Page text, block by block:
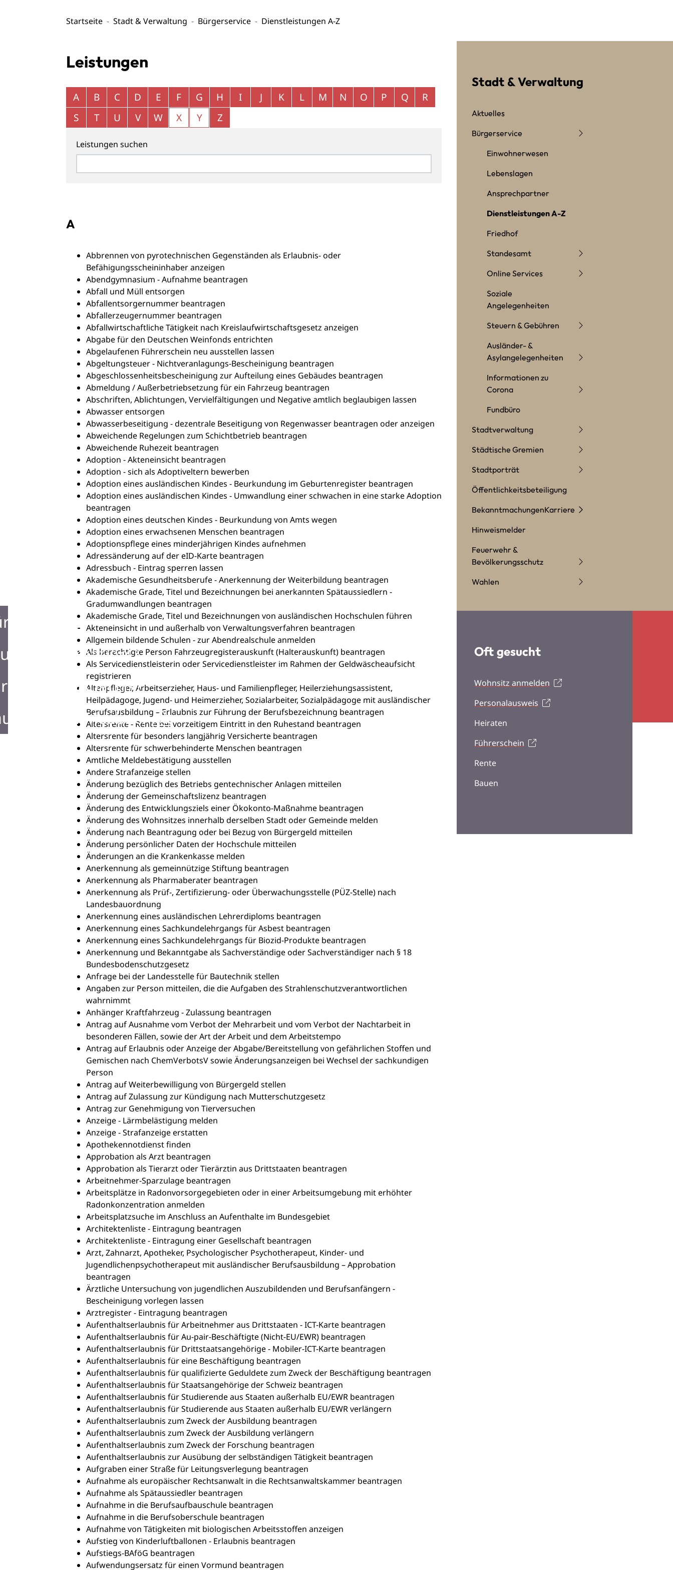
Startseite Stadt & Verwaltung Bürgerservice Dienstleistungen A-Z
Information
in Mosbach
in Mosbach
Leistungen
Alphabetisches Register überspringen
A B C D E F G H I J K L M N O P Q
R
S
T U V W X Y Z
Leistungen suchen
A
Abbrennen von pyrotechnischen Gegenständen als Erlaubnis- oder
Befähigungsscheininhaber anzeigen
Abendgymnasium - Aufnahme beantragen
Abfall und Müll entsorgen
Abfallentsorgernummer beantragen
Abfallerzeugernummer beantragen
Abfallwirtschaftliche Tätigkeit nach Kreislaufwirtschaftsgesetz anzeigen
Abgabe für den Deutschen Weinfonds entrichten
Abgelaufenen Führerschein neu ausstellen lassen
Abgeltungsteuer - Nichtveranlagungs-Bescheinigung beantragen
Abgeschlossenheitsbescheinigung zur Aufteilung eines Gebäudes beantragen
Abmeldung / Außerbetriebsetzung für ein Fahrzeug beantragen
Abschriften, Ablichtungen, Vervielfältigungen und Negative amtlich beglaubigen lassen
Abwasser entsorgen
Abwasserbeseitigung - dezentrale Beseitigung von Regenwasser beantragen oder anzeigen
Abweichende Regelungen zum Schichtbetrieb beantragen
Abweichende Ruhezeit beantragen
Adoption - Akteneinsicht beantragen
Adoption - sich als Adoptiveltern bewerben
Adoption eines ausländischen Kindes - Beurkundung im Geburtenregister beantragen
Adoption eines ausländischen Kindes - Umwandlung einer schwachen in eine starke Adoption
beantragen
Adoption eines deutschen Kindes - Beurkundung von Amts wegen
Adoption eines erwachsenen Menschen beantragen
Adoptionspflege eines minderjährigen Kindes aufnehmen
Adressänderung auf der eID-Karte beantragen
Adressbuch - Eintrag sperren lassen
Akademische Gesundheitsberufe - Anerkennung der Weiterbildung beantragen
Akademische Grade, Titel und Bezeichnungen bei anerkannten Spätaussiedlern -
Gradumwandlungen beantragen
Akademische Grade, Titel und Bezeichnungen von ausländischen Hochschulen führen
Akteneinsicht in und außerhalb von Verwaltungsverfahren beantragen
Allgemein bildende Schulen - zur Abendrealschule anmelden
Als berechtigte Person Fahrzeugregisterauskunft (Halterauskunft) beantragen
Als Servicedienstleisterin oder Servicedienstleister im Rahmen der Geldwäscheaufsicht
registrieren
Altenpfleger, Arbeitserzieher, Haus- und Familienpfleger, Heilerziehungsassistent,
Heilpädagoge, Jugend- und Heimerzieher, Sozialarbeiter, Sozialpädagoge mit ausländischer
Berufsausbildung – Erlaubnis zur Führung der Berufsbezeichnung beantragen
Altersrente - Rente bei vorzeitigem Eintritt in den Ruhestand beantragen
Altersrente für besonders langjährig Versicherte beantragen
Altersrente für schwerbehinderte Menschen beantragen
Amtliche Meldebestätigung ausstellen
Andere Strafanzeige stellen
Änderung bezüglich des Betriebs gentechnischer Anlagen mitteilen
Änderung der Gemeinschaftslizenz beantragen
Änderung des Entwicklungsziels einer Ökokonto-Maßnahme beantragen
Änderung des Wohnsitzes innerhalb derselben Stadt oder Gemeinde melden
Änderung nach Beantragung oder bei Bezug von Bürgergeld mitteilen
Änderung persönlicher Daten der Hochschule mitteilen
Änderungen an die Krankenkasse melden
Anerkennung als gemeinnützige Stiftung beantragen
Anerkennung als Pharmaberater beantragen
Anerkennung als Prüf-, Zertifizierung- oder Überwachungsstelle (PÜZ-Stelle) nach
Landesbauordnung
Anerkennung eines ausländischen Lehrerdiploms beantragen
Anerkennung eines Sachkundelehrgangs für Asbest beantragen
Anerkennung eines Sachkundelehrgangs für Biozid-Produkte beantragen
Anerkennung und Bekanntgabe als Sachverständige oder Sachverständiger nach § 18
Bundesbodenschutzgesetz
Anfrage bei der Landesstelle für Bautechnik stellen
Angaben zur Person mitteilen, die die Aufgaben des Strahlenschutzverantwortlichen
wahrnimmt
Anhänger Kraftfahrzeug - Zulassung beantragen
Antrag auf Ausnahme vom Verbot der Mehrarbeit und vom Verbot der Nachtarbeit in
besonderen Fällen, sowie der Art der Arbeit und dem Arbeitstempo
Antrag auf Erlaubnis oder Anzeige der Abgabe/Bereitstellung von gefährlichen Stoffen und
Gemischen nach ChemVerbotsV sowie Änderungsanzeigen bei Wechsel der sachkundigen
Person
Antrag auf Weiterbewilligung von Bürgergeld stellen
Antrag auf Zulassung zur Kündigung nach Mutterschutzgesetz
Antrag zur Genehmigung von Tierversuchen
Anzeige - Lärmbelästigung melden
Anzeige - Strafanzeige erstatten
Apothekennotdienst finden
Approbation als Arzt beantragen
Approbation als Tierarzt oder Tierärztin aus Drittstaaten beantragen
Arbeitnehmer-Sparzulage beantragen
Arbeitsplätze in Radonvorsorgegebieten oder in einer Arbeitsumgebung mit erhöhter
Radonkonzentration anmelden
Arbeitsplatzsuche im Anschluss an Aufenthalte im Bundesgebiet
Architektenliste - Eintragung beantragen
Architektenliste - Eintragung einer Gesellschaft beantragen
Arzt, Zahnarzt, Apotheker, Psychologischer Psychotherapeut, Kinder- und
Jugendlichenpsychotherapeut mit ausländischer Berufsausbildung – Approbation
beantragen
Ärztliche Untersuchung von jugendlichen Auszubildenden und Berufsanfängern -
Bescheinigung vorlegen lassen
Arztregister - Eintragung beantragen
Aufenthaltserlaubnis für Arbeitnehmer aus Drittstaaten - ICT-Karte beantragen
Aufenthaltserlaubnis für Au-pair-Beschäftigte (Nicht-EU/EWR) beantragen
Aufenthaltserlaubnis für Drittstaatsangehörige - Mobiler-ICT-Karte beantragen
Aufenthaltserlaubnis für eine Beschäftigung beantragen
Aufenthaltserlaubnis für qualifizierte Geduldete zum Zweck der Beschäftigung beantragen
Aufenthaltserlaubnis für Staatsangehörige der Schweiz beantragen
Aufenthaltserlaubnis für Studierende aus Staaten außerhalb EU/EWR beantragen
Aufenthaltserlaubnis für Studierende aus Staaten außerhalb EU/EWR verlängern
Aufenthaltserlaubnis zum Zweck der Ausbildung beantragen
Aufenthaltserlaubnis zum Zweck der Ausbildung verlängern
Aufenthaltserlaubnis zum Zweck der Forschung beantragen
Aufenthaltserlaubnis zur Ausübung der selbständigen Tätigkeit beantragen
Aufgraben einer Straße für Leitungsverlegung beantragen
Aufnahme als europäischer Rechtsanwalt in die Rechtsanwaltskammer beantragen
Aufnahme als Spätaussiedler beantragen
Aufnahme in die Berufsaufbauschule beantragen
Aufnahme in die Berufsoberschule beantragen
Aufnahme von Tätigkeiten mit biologischen Arbeitsstoffen anzeigen
Aufstieg von Kinderluftballonen - Erlaubnis beantragen
Aufstiegs-BAföG beantragen
Aufwendungsersatz für einen Vormund beantragen
Stadt & Verwaltung
Aktuelles
Bürgerservice
Einwohnerwesen
Lebenslagen
Ansprechpartner
Dienstleistungen A-Z
Friedhof
Standesamt
Online Services
Soziale
Angelegenheiten
Steuern & Gebühren
Ausländer- &
Asylangelegenheiten
Informationen zu
Corona
Fundbüro
Stadtverwaltung
Städtische Gremien
Stadtporträt
Öffentlichkeitsbeteiligung
BekanntmachungenKarriere
Hinweismelder
Feuerwehr &
Bevölkerungsschutz
Wahlen
Oft gesucht
Wohnsitz anmelden
Personalausweis
Heiraten
Führerschein
Rente
Bauen